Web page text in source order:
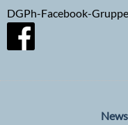
DGPh-Facebook-Gruppe